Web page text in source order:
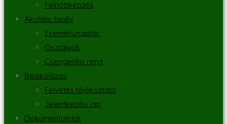
Felnőttképzés
Akutális tanév
Eseménynaptár
Osztályok
Csengetési rend
Beiskolázás
Felvételi tájékoztató
Jelentkezési lap
Dokumentumtár